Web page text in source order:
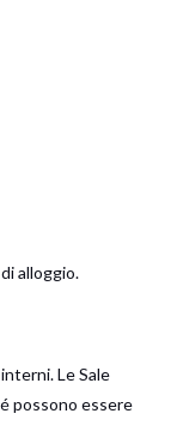
alloggio.
Le Sale
possono essere